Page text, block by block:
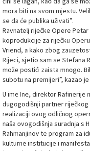
mora biti na svom mjestu.
se da će publika uživati”.
Ravnatelj riječke Opere
koprodukcije za riječku
Vriend, a kako zbog
Rijeci, sjetio sam se Stefana
može postići zaista mnogo.
subotu na premijeri”, kazao
U ime Ine, direktor Rafinerije
dugogodišnji partner riječkog
realizaciji ovog odličnog
naša ovogodišnja suradnja s
Rahmanjinov te program za
kulturne institucije i